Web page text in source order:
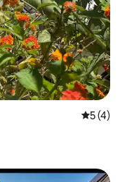
คะแนนเฉ
5 (4)